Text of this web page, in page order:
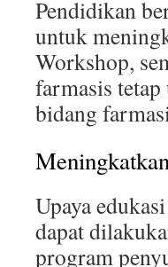
Pendidikan
untuk
Workshop,
farmasis
bidang
Upaya
dapat
program